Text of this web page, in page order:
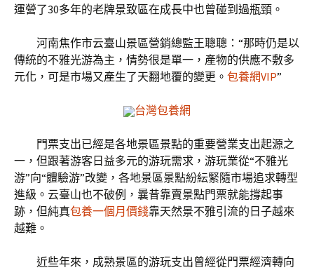
運營了30多年的老牌景致區在成長中也曾碰到過瓶頸。
河南焦作市云臺山景區營銷總監王聰聰：“那時仍是以
傳統的不雅光游為主，情勢很是單一，產物的供應不敷多
元化，可是市場又產生了天翻地覆的變更。 包養網VIP”
台灣包養網
門票支出已經是各地景區景點的重要營業支出起源之
一，但跟著游客日益多元的游玩需求，游玩業從“不雅光
游”向“體驗游”改變，各地景區景點紛紜緊隨市場追求轉型
進級。云臺山也不破例，曩昔靠賣景點門票就能撐起事
跡，但純真包養一個月價錢靠天然景不雅引流的日子越來
越難。
近些年來，成熟景區的游玩支出曾經從門票經濟轉向